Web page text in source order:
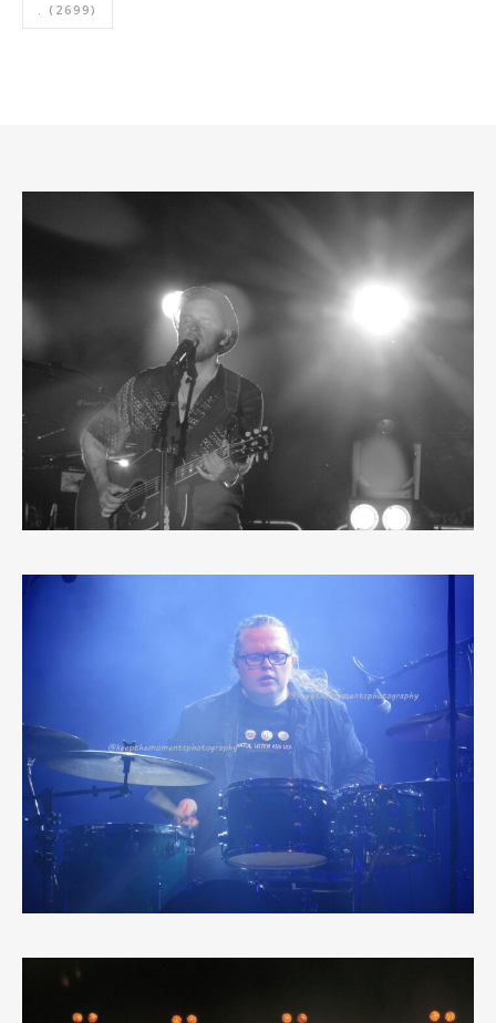
. (2699)